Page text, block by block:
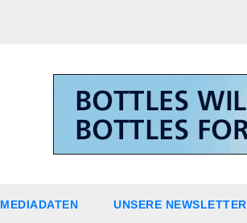
MEDIADATEN UNSERE NEWSLETTER